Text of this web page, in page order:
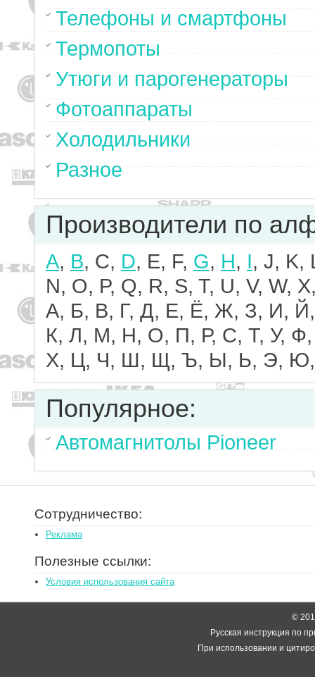
Телефоны и смартфоны
Термопоты
Утюги и парогенераторы
Фотоаппараты
Холодильники
Разное
Производители по
A, B, C, D, E, F, G, H, I, J, K,
N, O, P, Q, R, S, T, U, V, W,
А, Б, В, Г, Д, Е, Ё, Ж, З, И, Й,
К, Л, М, Н, О, П, Р, С, Т, У, Ф,
Х, Ц, Ч, Ш, Щ, Ъ, Ы, Ь, Э,
Популярное:
Автомагнитолы Pioneer
Сотрудничество:
Реклама
Полезные ссылки:
Условия использования сайта
©
Русская инструкция по
При использовании и